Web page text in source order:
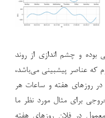
بوده و چشم اندازی از روند
که عناصر پیشبینی می‌باشد،
در روزهای هفته و ساعات هر
برای مثال مورد نظر ما
در فلان روزهای هفته